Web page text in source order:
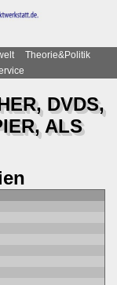
Theorie&Politik
DVDS,
ALS